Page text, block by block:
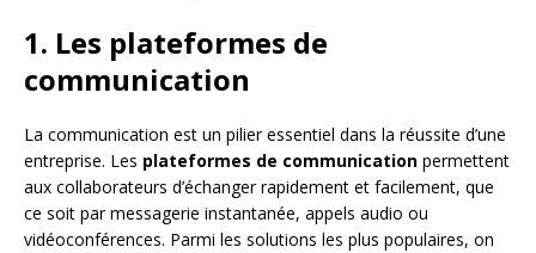
1. Les plateformes de
communication
La communication est un pilier essentiel dans la réussite d’une
entreprise. Les plateformes de communication permettent
aux collaborateurs d’échanger rapidement et facilement, que
ce soit par messagerie instantanée, appels audio ou
vidéoconférences. Parmi les solutions les plus populaires, on